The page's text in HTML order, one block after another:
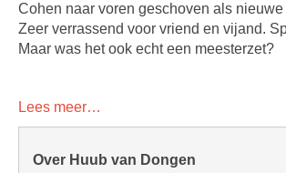
Cohen naar voren geschoven als nieuwe
Zeer verrassend voor vriend en vijand.
Maar was het ook echt een meesterzet?
Lees meer…
Over Huub van Dongen